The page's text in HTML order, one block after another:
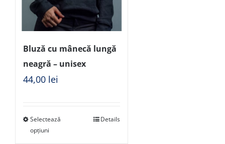
Bluză cu mânecă lungă
neagră – unisex
44,00 lei
Selectează
opțiuni
Details